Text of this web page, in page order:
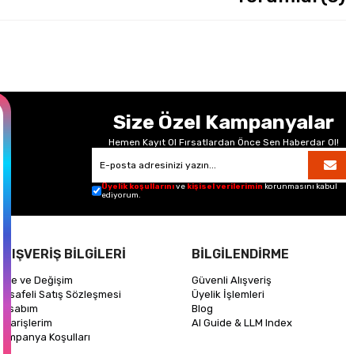
Size Özel Kampanyalar
Hemen Kayıt Ol Fırsatlardan Önce Sen Haberdar Ol!
Üyelik koşullarınıve kişisel verilerimin korunmasını kabul
ediyorum.
ALIŞVERİŞ BİLGİLERİ
İade ve Değişim
Mesafeli Satış Sözleşmesi
Hesabım
Siparişlerim
Kampanya Koşulları
BİLGİLENDİRME
Güvenli Alışveriş
Üyelik İşlemleri
Blog
AI Guide & LLM Index